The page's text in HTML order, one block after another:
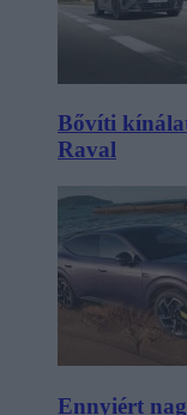
Bővíti
Raval
Ennyiért